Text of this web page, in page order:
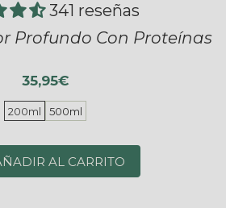
341 reseñas
Profundo Con Proteínas
35,95€
200ml 500ml
AL CARRITO